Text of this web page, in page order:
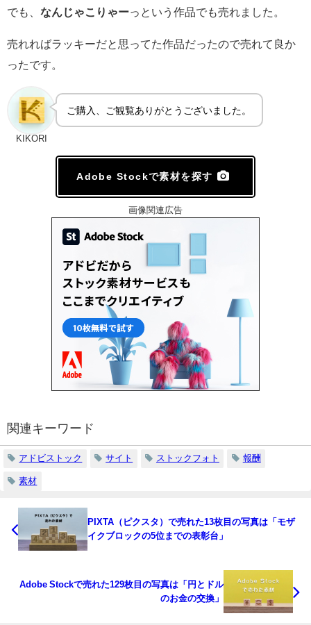
でも、 なんじゃこりゃーっという作品でも売れました。
売れればラッキーだと思ってた作品だったので売れて良か
ったです。
KIKORI
ご購入、ご観覧ありがとうございました。
Adobe Stockで素材を探す
画像関連広告
関連キーワード
アドビストック サイト ストックフォト 報酬
素材
PIXTA（ピクスタ）で売れた13枚目の写真は「モザ
イクブロックの5位までの表彰台」
Adobe Stockで売れた129枚目の写真は「円とドル
のお金の交換」